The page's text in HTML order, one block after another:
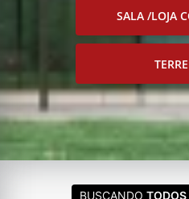
SALA /LOJA
BUSCANDO TODOS